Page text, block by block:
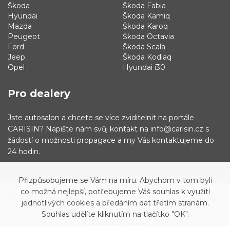
Škoda
Hyundai
Mazda
Peugeot
Ford
Jeep
Opel
Škoda Fabia
Škoda Kamiq
Škoda Karoq
Škoda Octavia
Škoda Scala
Škoda Kodiaq
Hyundai i30
Pro dealery
Jste autosalon a chcete se více zviditelnit na portále
CARISIN? Napište nám svůj kontakt na info@carisin.cz s
žádostí o možnosti propagace a my Vás kontaktujeme do
24 hodin.
© 2019 - 2021 Carisin.cz Archiv vozů Facebook
Přizpůsobujeme se Vám na míru. Abychom v tom byli
co možná nejlepší, potřebujeme Váš souhlas k využití
jednotlivých cookies a předáním dat třetím stranám.
Souhlas udělíte kliknutím na tlačítko "OK".